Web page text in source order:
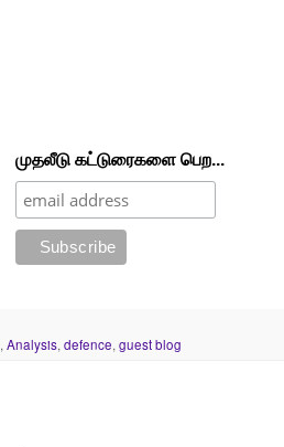
முதலீடு கட்டுரைகளை பெற...
,Analysis,defence,guest blog